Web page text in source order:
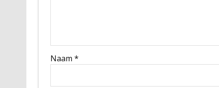
Naam *